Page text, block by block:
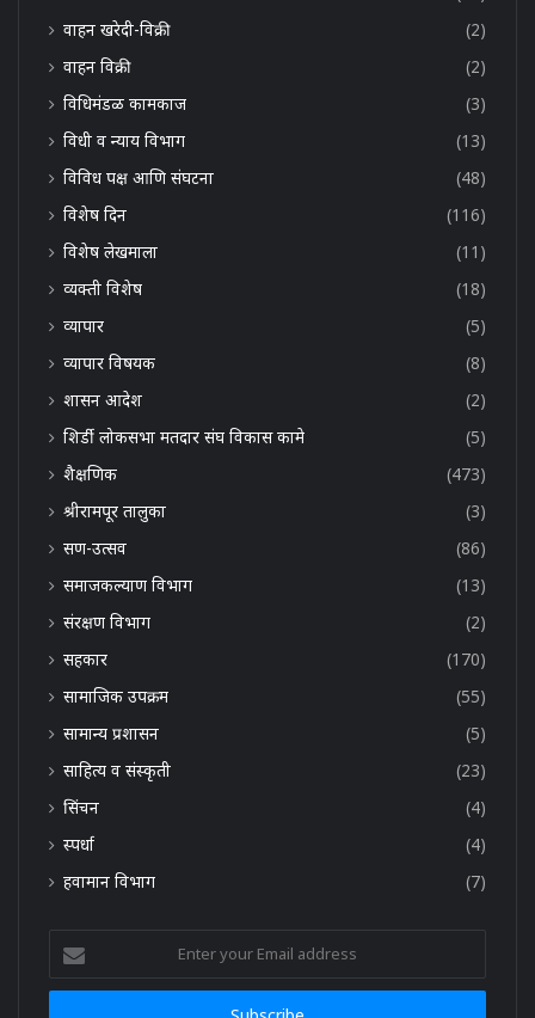
वाहन खरेदी-विक्री
(2)
वाहन विक्री
(2)
विधिमंडळ कामकाज
(3)
विधी व न्याय विभाग
(13)
विविध पक्ष आणि संघटना
(48)
विशेष दिन
(116)
विशेष लेखमाला
(11)
व्यक्ती विशेष
(18)
व्यापार
(5)
व्यापार विषयक
(8)
शासन आदेश
(2)
शिर्डी लोकसभा मतदार संघ विकास कामे
(5)
शैक्षणिक
(473)
श्रीरामपूर तालुका
(3)
सण-उत्सव
(86)
समाजकल्याण विभाग
(13)
संरक्षण विभाग
(2)
सहकार
(170)
सामाजिक उपक्रम
(55)
सामान्य प्रशासन
(5)
साहित्य व संस्कृती
(23)
सिंचन
(4)
स्पर्धा
(4)
हवामान विभाग
(7)
your
Email